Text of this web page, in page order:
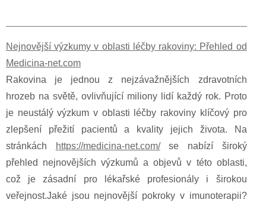
Nejnovější výzkumy v oblasti léčby rakoviny: Přehled od
Medicina-net.com
Rakovina je jednou z nejzávažnějších zdravotních
hrozeb na světě, ovlivňující miliony lidí každý rok. Proto
je neustálý výzkum v oblasti léčby rakoviny klíčový pro
zlepšení přežití pacientů a kvality jejich života. Na
stránkách
https://medicina-net.com/se nabízí široký
přehled nejnovějších výzkumů a objevů v této oblasti,
což je zásadní pro lékařské profesionály i širokou
veřejnost.Jaké jsou nejnovější pokroky v imunoterapii?